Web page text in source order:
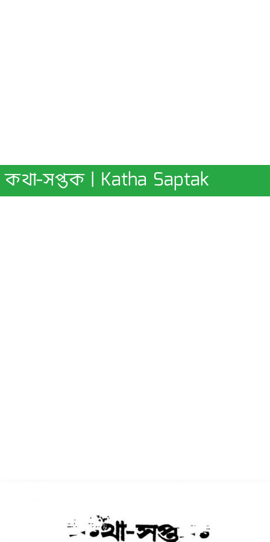
কথা-সপ্তক | Katha Saptak